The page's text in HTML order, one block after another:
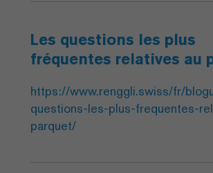
Les questions les plus
fréquentes relatives au
https://www.renggli.swiss/fr/
questions-les-plus-frequentes-
parquet/